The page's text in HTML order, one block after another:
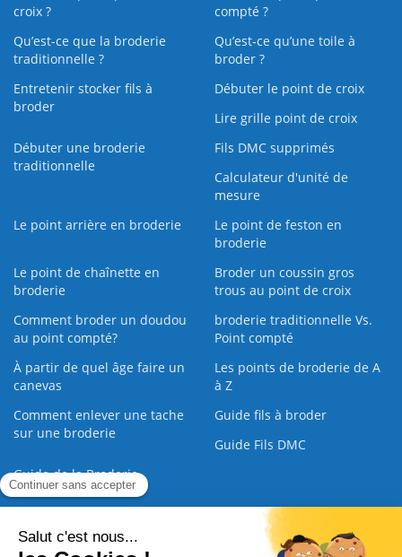
croix ?
compté ?
Qu’est-ce que la broderie
traditionnelle ?
Qu’est‑ce qu’une toile à
broder ?
Entretenir stocker fils à
broder
Débuter le point de croix
Lire grille point de croix
Débuter une broderie
traditionnelle
Fils DMC supprimés
Calculateur d'unité de
mesure
Le point arrière en broderie
Le point de feston en
broderie
Le point de chaînette en
broderie
Broder un coussin gros
trous au point de croix
Comment broder un doudou
au point compté?
broderie traditionnelle Vs.
Point compté
À partir de quel âge faire un
canevas
Les points de broderie de A
à Z
Comment enlever une tache
sur une broderie
Guide fils à broder
Guide Fils DMC
Guide de la Broderie